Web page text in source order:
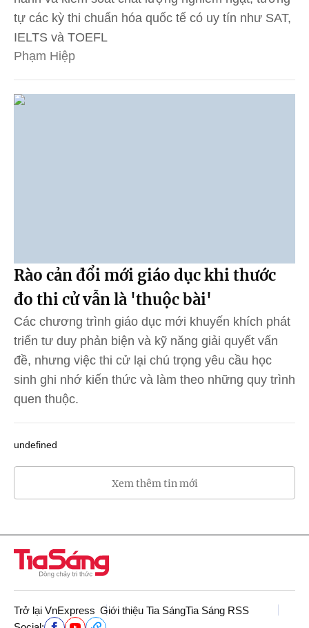
tự các kỳ thi chuẩn hóa quốc tế có uy tín như SAT,
IELTS và TOEFL
Phạm Hiệp
Rào cản đổi mới giáo dục khi thước
đo thi cử vẫn là 'thuộc bài'
Các chương trình giáo dục mới khuyến khích phát
triển tư duy phản biện và kỹ năng giải quyết vấn
đề, nhưng việc thi cử lại chú trọng yêu cầu học
sinh ghi nhớ kiến thức và làm theo những quy trình
quen thuộc.
undefined
Xem thêm tin mới
Trở lại VnExpress Giới thiệu Tia SángTia Sáng RSS